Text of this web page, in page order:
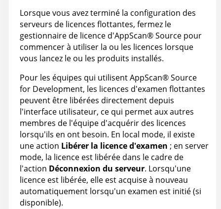
Lorsque vous avez terminé la configuration des
serveurs de licences flottantes, fermez le
gestionnaire de licence d'AppScan®Source pour
commencer à utiliser la ou les licences lorsque
vous lancez le ou les produits installés.
Pour les équipes qui utilisentAppScan®Source
for Development, les licences d'examen flottantes
peuvent être libérées directement depuis
l'interface utilisateur, ce qui permet aux autres
membres de l'équipe d'acquérir des licences
lorsqu'ils en ont besoin. En local mode, il existe
une action Libérer la licence d'examen ; en server
mode, la licence est libérée dans le cadre de
l'action Déconnexion du serveur. Lorsqu'une
licence est libérée, elle est acquise à nouveau
automatiquement lorsqu'un examen est initié (si
disponible).